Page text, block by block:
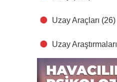
Uzay Araçları (26)
Uzay Araştırmaları